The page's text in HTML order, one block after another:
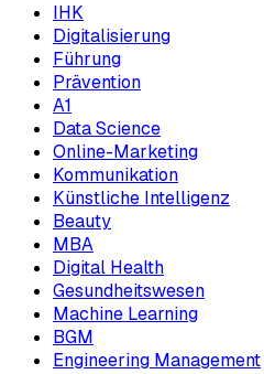
IHK
Digitalisierung
Führung
Prävention
A1
Data Science
Online-Marketing
Kommunikation
Künstliche Intelligenz
Beauty
MBA
Digital Health
Gesundheitswesen
Machine Learning
BGM
Engineering Management